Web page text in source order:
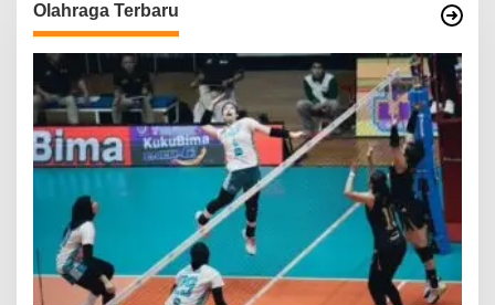
Olahraga Terbaru